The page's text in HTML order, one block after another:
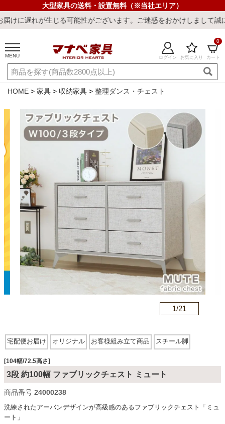
大型家具の送料・設置無料（※当社エリア）
る可能性がございます。ご迷惑をおかけしまして誠に申し訳ござい
MENU ログイン お気に入り カート
0
ご利用ガイド 新規会員登録
店舗一覧 閲覧履歴
キーワード・商品番号で探す
最短発送 冷感ラグ 冷感寝具 ワークデスク
カテゴリから探す
ダイニングテーブル・セット
椅子・チェア
HOME 家具 収納家具 整理ダンス・チェスト
1/21
宅配便お届け オリジナル お客様組み立て商品 スチール脚
[104幅/72.5高さ]
3段 約100幅 ファブリックチェスト ミュート
商品番号 24000238
洗練されたアーバンデザインが高級感のあるファブリックチェスト「ミュ
ート」